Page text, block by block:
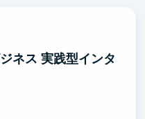
て活躍できるレベル
ます。
ネス 実践型インタ